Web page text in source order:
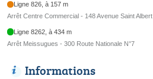
Ligne 826, à 157 m
Arrêt Centre Commercial - 148 Avenue Saint Albert
Ligne 8262, à 434 m
Arrêt Meissugues - 300 Route Nationale N°7
Informations